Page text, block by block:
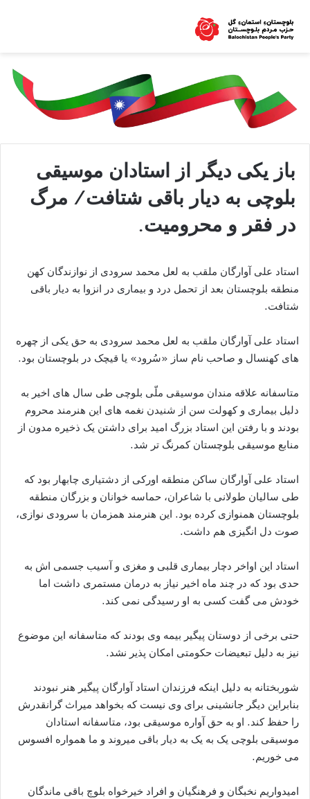
باز یکی دیگر از استادان موسیقی
بلوچی به دیار باقی شتافت/ مرگ
در فقر و محرومیت.
استاد علی آوارگان ملقب به لعل محمد سرودی از نوازندگان کهن
منطقه بلوچستان بعد از تحمل درد و بیماری در انزوا به دیار باقی
شتافت.
استاد علی آوارگان ملقب به لعل محمد سرودی به حق یکی از چهره
های کهنسال و صاحب نام ساز «سُرود» یا قیچک در بلوچستان بود.
متاسفانه علاقه مندان موسیقی ملّی بلوچی طی سال های اخیر به
دلیل بیماری و کهولت سن از شنیدن نغمه های این هنرمند محروم
بودند و با رفتن این استاد بزرگ امید برای داشتن یک ذخیره مدون از
منابع موسیقی بلوچستان کمرنگ تر شد.
استاد علی آوارگان ساکن منطقه اورکی از دشتیاری چابهار بود که
طی سالیان طولانی با شاعران، حماسه خوانان و بزرگان منطقه
بلوچستان همنوازی کرده بود. این هنرمند همزمان با سرودی نوازی،
صوت دل انگیزی هم داشت.
استاد این اواخر دچار بیماری قلبی و مغزی و آسیب جسمی اش به
حدی بود که در چند ماه اخیر نیاز به درمان مستمری داشت اما
خودش می گفت کسی به او رسیدگی نمی کند.
حتی برخی از دوستان پیگیر بیمه وی بودند که متاسفانه این موضوع
نیز به دلیل تبعیضات حکومتی امکان پذیر نشد.
شوربختانه به دلیل اینکه فرزندان استاد آوارگان پیگیر هنر نبودند
بنابراین دیگر جانشینی برای وی نیست که بخواهد میراث گرانقدرش
را حفظ کند. او به حق آواره موسیقی بود، متاسفانه استادان
موسیقی بلوچی یک به یک به دیار باقی میروند و ما همواره افسوس
می خوریم.
امیدواریم نخبگان و فرهنگیان و افراد خیرخواه بلوچ باقی ماندگان